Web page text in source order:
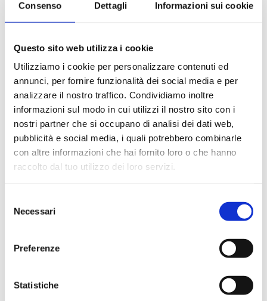
Consenso Dettagli Informazioni sui cookie
Questo sito web utilizza i cookie
Utilizziamo i cookie per personalizzare contenuti ed
annunci, per fornire funzionalità dei social media e per
analizzare il nostro traffico. Condividiamo inoltre
informazioni sul modo in cui utilizzi il nostro sito con i
nostri partner che si occupano di analisi dei dati web,
pubblicità e social media, i quali potrebbero combinarle
con altre informazioni che hai fornito loro o che hanno
raccolto dal tuo utilizzo dei loro servizi.
delNecessari
Preferenze
Statistiche
Le quote di servizio (mance)
Il trattamento di pensione completa a bordo (colazione,
Bevande a dispenser, serata di Gala con menù
La partecipazione a tutte le attività di animazione
(giochi, concorsi, tornei, feste, serate a tema).
Gli spettacoli musicali o di cabaret nel teatro di bordo, i
balli e le feste in programma tutte le sere durante la
crociera.
L'utilizzo di tutte le attrezzature della nave: piscine,
lettini, teli mare, palestra, vasche idromassaggio,
biblioteca, discoteca.
Le bevande, le escursioni a terra nel corso della crociera,
Tasse portuali
trattamenti estetici, medico, navigazione internet,
lavanderia).